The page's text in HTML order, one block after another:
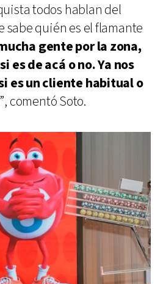
todos hablan del
sabe quién es el flamante
gente por la zona,
es de acá o no. Ya nos
es un cliente habitual o
”, comentó Soto.